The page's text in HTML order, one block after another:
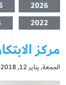
2026
2022
مركز
الجمعة, يناير 12, 2018